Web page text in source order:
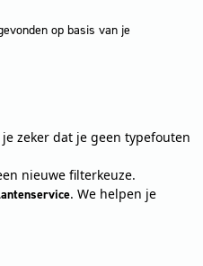
op basis van je
zeker dat je geen typefouten
nieuwe filterkeuze.
. We helpen je